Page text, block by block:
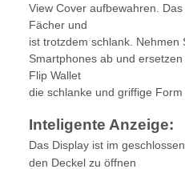
View Cover aufbewahren.
Fächer und
ist trotzdem schlank.
Smartphones ab und
Flip Wallet
die schlanke und griffige Form
Inteligente Anzeige:
Das Display ist im
den Deckel zu öffnen